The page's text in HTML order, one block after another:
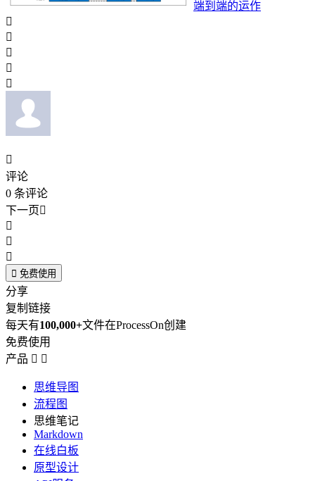
端到端的运作






评论
0 条评论
下一页



 免费使用
分享
复制链接
每天有100,000+文件在ProcessOn创建
免费使用
产品  
思维导图
流程图
思维笔记
Markdown
在线白板
原型设计